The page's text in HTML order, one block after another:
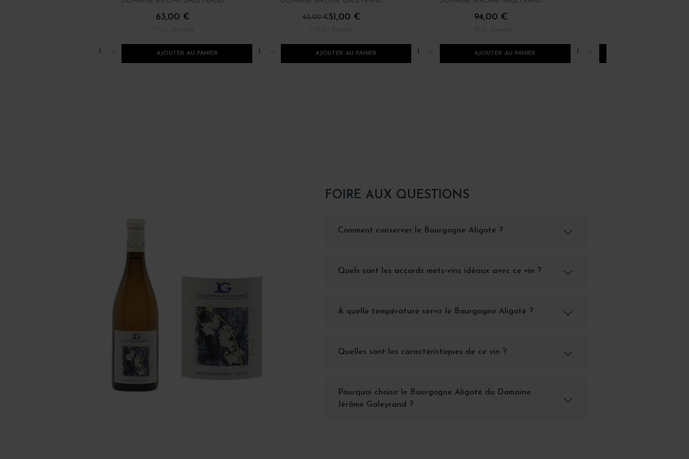
63,00 €
AJOUTER AU PANIER
63,00 €51,00 €
AJOUTER AU PANIER
94,00 €
AJOUTER AU PANIER
FOIRE AUX QUESTIONS
Comment conserver le Bourgogne Aligoté ?
Quels sont les accords mets-vins idéaux avec ce vin ?
À quelle température servir le Bourgogne Aligoté ?
Quelles sont les caractéristiques de ce vin ?
Pourquoi choisir le Bourgogne Aligoté du Domaine
Jérôme Galeyrand ?